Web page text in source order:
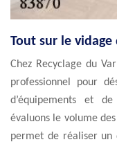
Tout sur le vidage
Chez Recyclage du
professionnel pour
d’équipements et
évaluons le volume
permet de réaliser un